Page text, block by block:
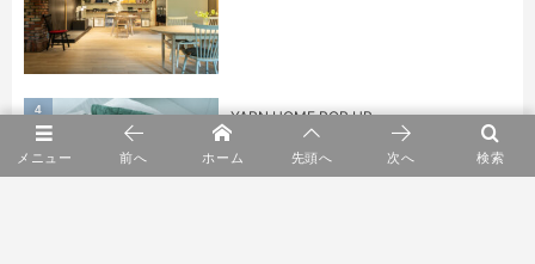
YARN HOME POP UP
4
メニュー 検索
前へ ホーム 先頭へ 次へ